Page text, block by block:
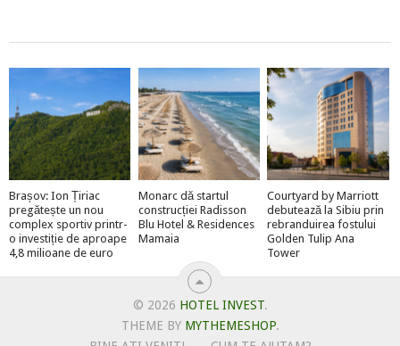
Brașov: Ion Țiriac
pregătește un nou
complex sportiv printr-
o investiție de aproape
4,8 milioane de euro
Monarc dă startul
construcției Radisson
Blu Hotel & Residences
Mamaia
Courtyard by Marriott
debutează la Sibiu prin
rebranduirea fostului
Golden Tulip Ana
Tower
© 2026 HOTEL INVEST.
THEME BY MYTHEMESHOP.